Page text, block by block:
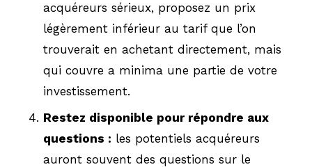
acquéreurs sérieux, proposez un prix
légèrement inférieur au tarif que l’on
trouverait en achetant directement, mais
qui couvre a minima une partie de votre
investissement.
Restez disponible pour répondre aux
questions : les potentiels acquéreurs
auront souvent des questions sur le